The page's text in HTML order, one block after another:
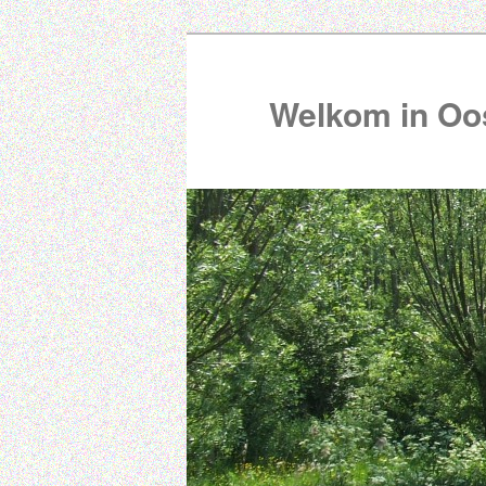
Welkom in
00:00
01:00
02:00
03:00